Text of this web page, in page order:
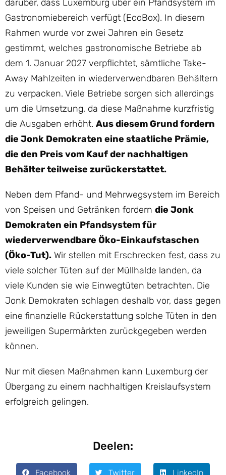
darüber, dass Luxemburg über ein Pfandsystem im
Gastronomiebereich verfügt (EcoBox). In diesem
Rahmen wurde vor zwei Jahren ein Gesetz
gestimmt, welches gastronomische Betriebe ab
dem 1. Januar 2027 verpflichtet, sämtliche Take-
Away Mahlzeiten in wiederverwendbaren Behältern
zu verpacken. Viele Betriebe sorgen sich allerdings
um die Umsetzung, da diese Maßnahme kurzfristig
die Ausgaben erhöht. Aus diesem Grund fordern
die Jonk Demokraten eine staatliche Prämie,
die den Preis vom Kauf der nachhaltigen
Behälter teilweise zurückerstattet.
Neben dem Pfand- und Mehrwegsystem im Bereich
von Speisen und Getränken fordern die Jonk
Demokraten ein Pfandsystem für
wiederverwendbare Öko-Einkaufstaschen
(Öko-Tut). Wir stellen mit Erschrecken fest, dass zu
viele solcher Tüten auf der Müllhalde landen, da
viele Kunden sie wie Einwegtüten betrachten. Die
Jonk Demokraten schlagen deshalb vor, dass gegen
eine finanzielle Rückerstattung solche Tüten in den
jeweiligen Supermärkten zurückgegeben werden
können.
Nur mit diesen Maßnahmen kann Luxemburg der
Übergang zu einem nachhaltigen Kreislaufsystem
erfolgreich gelingen.
Deelen:
Facebook Twitter LinkedIn